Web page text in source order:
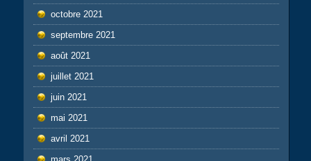
octobre 2021
septembre 2021
août 2021
juillet 2021
juin 2021
mai 2021
avril 2021